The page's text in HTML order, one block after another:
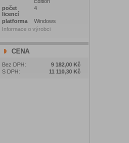
počet
licencí
4
platforma
Windows
Informace o výrobci
CENA
Bez DPH:
9 182,00 Kč
S DPH:
11 110,30 Kč